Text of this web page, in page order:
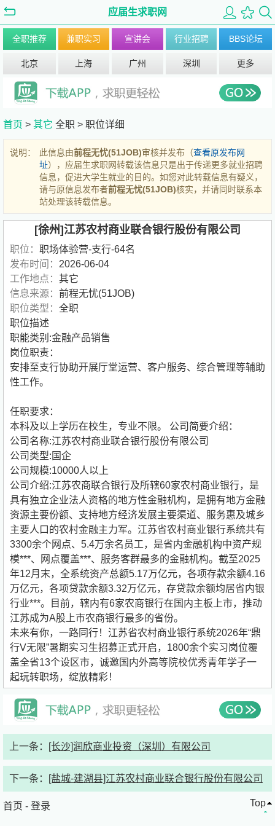
应届生求职网
全职推荐 兼职实习 宣讲会 行业招聘 BBS论坛
北京 上海 广州 深圳 更多
首页 > 其它 全职 > 职位详细
说明： 此信息由前程无忧(51JOB)审核并发布（查看原发布网
址），应届生求职网转载该信息只是出于传递更多就业招聘
信息，促进大学生就业的目的。如您对此转载信息有疑义，
请与原信息发布者前程无忧(51JOB)核实，并请同时联系本
站处理该转载信息。
[徐州]江苏农村商业联合银行股份有限公司
职位： 职场体验营-支行-64名
发布时间： 2026-06-04
工作地点： 其它
信息来源： 前程无忧(51JOB)
职位类型： 全职
职位描述
职能类别:金融产品销售
岗位职责：
安排至支行协助开展厅堂运营、客户服务、综合管理等辅助
性工作。
任职要求：
本科及以上学历在校生，专业不限。 公司简要介绍：
公司名称:江苏农村商业联合银行股份有限公司
公司类型:国企
公司规模:10000人以上
公司介绍:江苏农商联合银行及所辖60家农村商业银行，是
具有独立企业法人资格的地方性金融机构，是拥有地方金融
资源主要份额、支持地方经济发展主要渠道、服务惠及城乡
主要人口的农村金融主力军。江苏省农村商业银行系统共有
3300余个网点、5.4万余名员工，是省内金融机构中资产规
模***、网点覆盖***、服务客群最多的金融机构。截至2025
年12月末，全系统资产总额5.17万亿元，各项存款余额4.16
万亿元，各项贷款余额3.32万亿元，存贷款余额均居省内银
行业***。目前，辖内有6家农商银行在国内主板上市，推动
江苏成为A股上市农商银行最多的省份。
未来有你，一路同行！江苏省农村商业银行系统2026年“鼎
行V无限”暑期实习生招募正式开启，1800余个实习岗位覆
盖全省13个设区市，诚邀国内外高等院校优秀青年学子一
起玩转职场，绽放精彩！
上一条： [长沙]润欣商业投资（深圳）有限公司
下一条： [盐城-建湖县]江苏农村商业联合银行股份有限公司
首页 - 登录 Top